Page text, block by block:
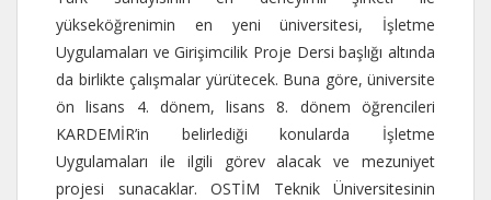
yükseköğrenimin en yeni üniversitesi, İşletme
Uygulamaları ve Girişimcilik Proje Dersi başlığı altında
da birlikte çalışmalar yürütecek. Buna göre, üniversite
ön lisans 4. dönem, lisans 8. dönem öğrencileri
KARDEMİR’in belirlediği konularda İşletme
Uygulamaları ile ilgili görev alacak ve mezuniyet
projesi sunacaklar. OSTİM Teknik Üniversitesinin